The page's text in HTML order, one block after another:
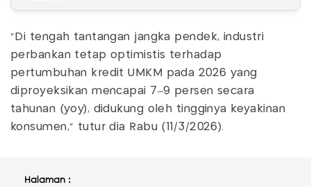
"Di tengah tantangan jangka pendek, industri
perbankan tetap optimistis terhadap
pertumbuhan kredit UMKM pada 2026 yang
diproyeksikan mencapai 7–9 persen secara
tahunan (yoy), didukung oleh tingginya keyakinan
konsumen," tutur dia Rabu (11/3/2026).
Halaman :